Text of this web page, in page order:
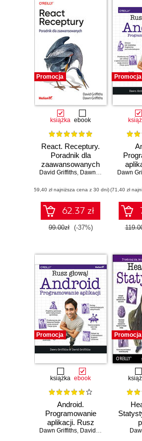
Promocja
książka ebook
React. Receptury.
Poradnik dla
zaawansowanych
David Griffiths, Dawn Griffiths
(59,40 zł najniższa cena z 30 dni)
62.37 zł
99.00zł (-37%)
Promocja
Dawn
(71,40 zł
Promocja
książka ebook
Android.
Programowanie
aplikacji. Rusz
głową!
Dawn Griffiths, David Griffiths
Promocja